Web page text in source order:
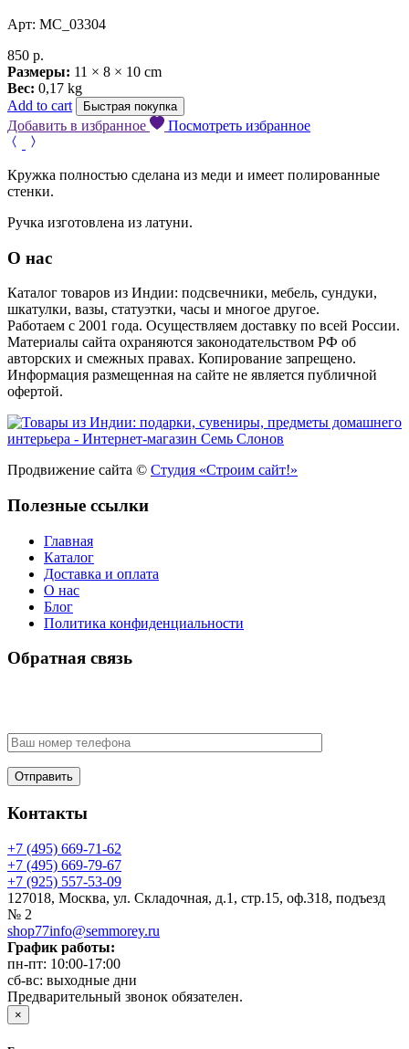
Арт: MC_03304
850 р.
Размеры: 11 × 8 × 10 cm
Вес: 0,17 kg
Add to cart
Быстрая покупка
Добавить в избранное Посмотреть избранное
Кружка полностью сделана из меди и имеет полированные
стенки.
Ручка изготовлена из латуни.
О нас
Каталог товаров из Индии: подсвечники, мебель, сундуки,
шкатулки, вазы, статуэтки, часы и многое другое.
Работаем с 2001 года. Осуществляем доставку по всей России.
Материалы сайта охраняются законодательством РФ об
авторских и смежных правах. Копирование запрещено.
Информация размещенная на сайте не является публичной
офертой.
Продвижение сайта © Студия «Строим сайт!»
Полезные ссылки
Главная
Каталог
Доставка и оплата
О нас
Блог
Политика конфиденциальности
Обратная связь
Контакты
+7 (495) 669-71-62
+7 (495) 669-79-67
+7 (925) 557-53-09
127018, Москва, ул. Складочная, д.1, стр.15, оф.318, подъезд
№ 2
shop77info@semmorey.ru
График работы:
пн-пт: 10:00-17:00
сб-вс: выходные дни
Предварительный звонок обязателен.
×